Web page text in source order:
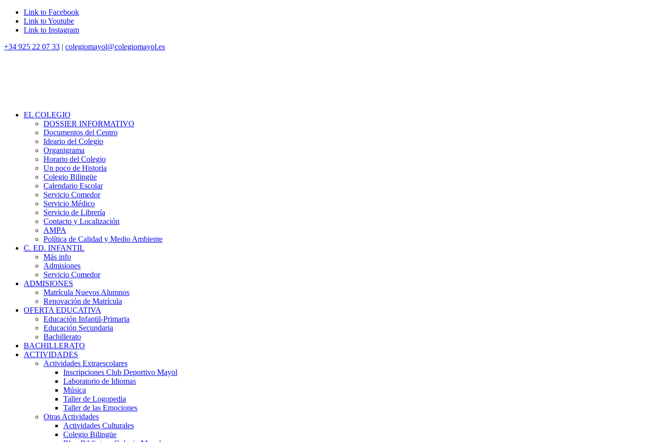
Link to Facebook
Link to Youtube
Link to Instagram
+34 925 22 07 33 | colegiomayol@colegiomayol.es
EL COLEGIO
DOSSIER INFORMATIVO
Documentos del Centro
Ideario del Colegio
Organigrama
Horario del Colegio
Un poco de Historia
Colegio Bilingüe
Calendario Escolar
Servicio Comedor
Servicio Médico
Servicio de Librería
Contacto y Localización
AMPA
Política de Calidad y Medio Ambiente
C. ED. INFANTIL
Más info
Admisiones
Servicio Comedor
ADMISIONES
Matrícula Nuevos Alumnos
Renovación de Matrícula
OFERTA EDUCATIVA
Educación Infantil-Primaria
Educación Secundaria
Bachillerato
BACHILLERATO
ACTIVIDADES
Actividades Extraescolares
Inscripciones Club Deportivo Mayol
Laboratorio de Idiomas
Música
Taller de Logopedia
Taller de las Emociones
Otras Actividades
Actividades Culturales
Colegio Bilingüe